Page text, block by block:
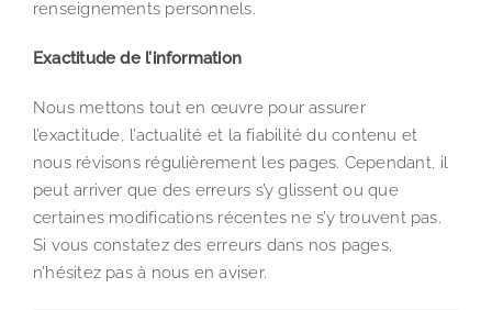
renseignements personnels.
Exactitude de l’information
Nous mettons tout en œuvre pour assurer
l’exactitude, l’actualité et la fiabilité du contenu et
nous révisons régulièrement les pages. Cependant, il
peut arriver que des erreurs s’y glissent ou que
certaines modifications récentes ne s’y trouvent pas.
Si vous constatez des erreurs dans nos pages,
n’hésitez pas à nous en aviser.